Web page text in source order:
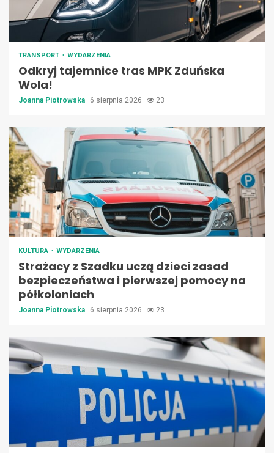
TRANSPORT WYDARZENIA
Odkryj tajemnice tras MPK Zduńska
Wola!
Joanna Piotrowska 6 sierpnia 2026 23
KULTURA WYDARZENIA
Strażacy z Szadku uczą dzieci zasad
bezpieczeństwa i pierwszej pomocy na
półkoloniach
Joanna Piotrowska 6 sierpnia 2026 23